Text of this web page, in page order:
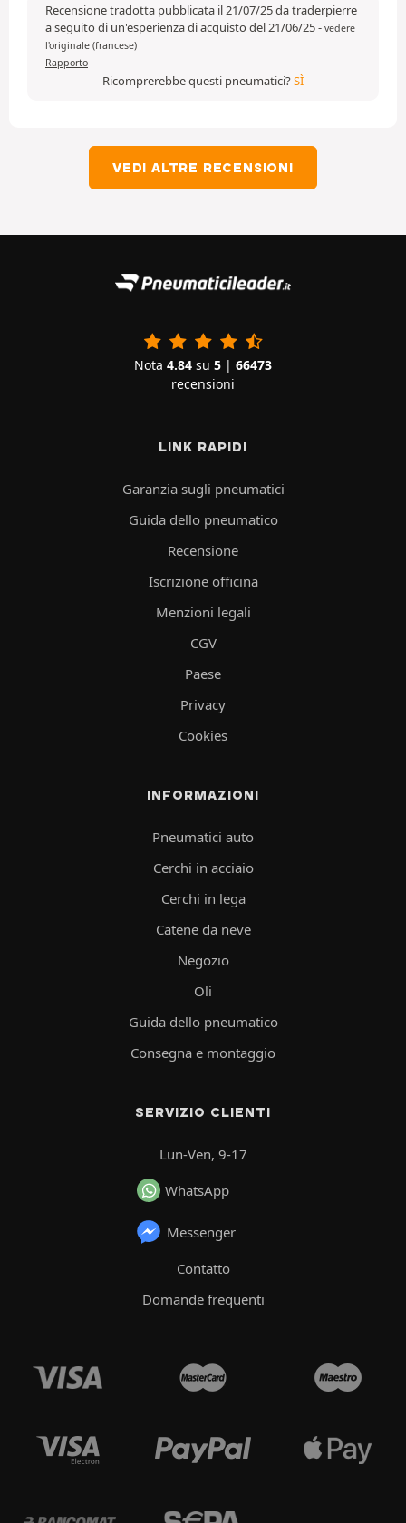
Recensione tradotta pubblicata il 21/07/25 da traderpierre
a seguito di un'esperienza di acquisto del 21/06/25- vedere
l'originale (francese)
Rapporto
Ricomprerebbe questi pneumatici?SÌ
VEDI ALTRE RECENSIONI
Nota 4.84 su 5 | 66473
recensioni
LINK RAPIDI
Garanzia sugli pneumatici
Guida dello pneumatico
Recensione
Iscrizione officina
Menzioni legali
CGV
Paese
Privacy
Cookies
INFORMAZIONI
Pneumatici auto
Cerchi in acciaio
Cerchi in lega
Catene da neve
Negozio
Oli
Guida dello pneumatico
Consegna e montaggio
SERVIZIO CLIENTI
Lun-Ven, 9-17
WhatsApp
Messenger
Contatto
Domande frequenti